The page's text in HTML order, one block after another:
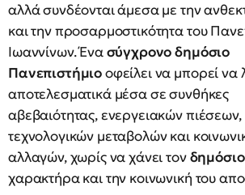
αλλά συνδέονται άμεσα με την
και την προσαρμοστικότητα του
Ιωαννίνων. Ένασύγχρονο δημόσιο
Πανεπιστήμιοοφείλει να μπορεί να
αποτελεσματικά μέσα σε συνθήκες
αβεβαιότητας, ενεργειακών πιέσεων,
τεχνολογικών μεταβολών και
αλλαγών, χωρίς να χάνει τονδημόσιο
χαρακτήρα και την κοινωνική του